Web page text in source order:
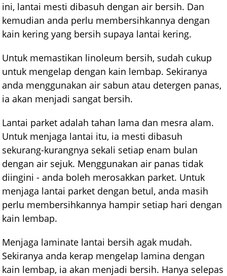
ini, lantai mesti dibasuh dengan air bersih. Dan
kemudian anda perlu membersihkannya dengan
kain kering yang bersih supaya lantai kering.
Untuk memastikan linoleum bersih, sudah cukup
untuk mengelap dengan kain lembap. Sekiranya
anda menggunakan air sabun atau detergen panas,
ia akan menjadi sangat bersih.
Lantai parket adalah tahan lama dan mesra alam.
Untuk menjaga lantai itu, ia mesti dibasuh
sekurang-kurangnya sekali setiap enam bulan
dengan air sejuk. Menggunakan air panas tidak
diingini - anda boleh merosakkan parket. Untuk
menjaga lantai parket dengan betul, anda masih
perlu membersihkannya hampir setiap hari dengan
kain lembap.
Menjaga laminate lantai bersih agak mudah.
Sekiranya anda kerap mengelap lamina dengan
kain lembap, ia akan menjadi bersih. Hanya selepas